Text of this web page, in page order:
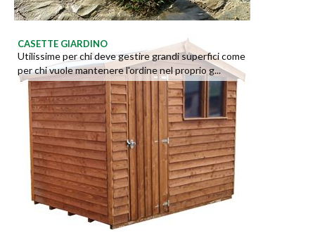
CASETTE GIARDINO
Utilissime per chi deve gestire grandi superfici come
per chi vuole mantenere l'ordine nel proprio g...